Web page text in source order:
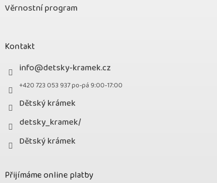
Věrnostní program
Kontakt
info@detsky-kramek.cz
+420 723 053 937 po-pá 9:00-17:00
Dětský krámek
detsky_kramek/
Dětský krámek
Přijímáme online platby